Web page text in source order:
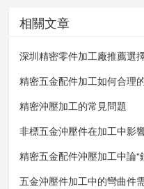
相關文章
精密五金配件加工如何合理
精密沖壓加工的常見問題
非標五金沖壓件在加工中影
精密五金配件沖壓加工中論“
五金沖壓件加工中的彎曲件